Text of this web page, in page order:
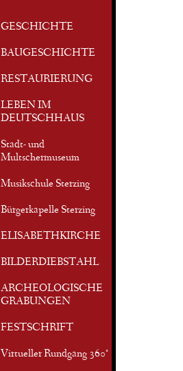
GESCHICHTE
BAUGESCHICHTE
RESTAURIERUNG
LEBEN IM
DEUTSCHHAUS
Stadt- und
Multschermuseum
Musikschule Sterzing
Bürgerkapelle Sterzing
ELISABETHKIRCHE
BILDERDIEBSTAHL
ARCHEOLOGISCHE
GRABUNGEN
FESTSCHRIFT
Virtueller Rundgang 360°